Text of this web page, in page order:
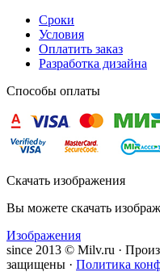
Сроки
Условия
Оплатить заказ
Разработка дизайна
Способы оплаты
Скачать изображения
Вы можете скачать
Изображения
since 2013 © Milv.ru ·
защищены · Политика